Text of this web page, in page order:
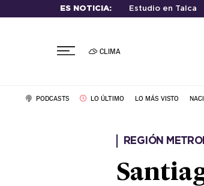
ES NOTICIA: Estudio en Talca
CLIMA
PODCASTS LO ÚLTIMO LO MÁS VISTO
REGIÓN